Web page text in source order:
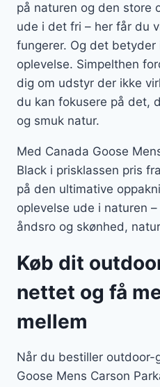
på naturen og den store
ude i det fri – her får du
fungerer. Og det
oplevelse. Simpelthen
dig om udstyr der ikke
du kan fokusere på det,
og smuk natur.
Med Canada Goose
Black i prisklassen pris
på den ultimative
oplevelse ude i naturen
åndsro og skønhed,
Køb dit
nettet og få
mellem
Når du bestiller outdoor-
Goose Mens Carson